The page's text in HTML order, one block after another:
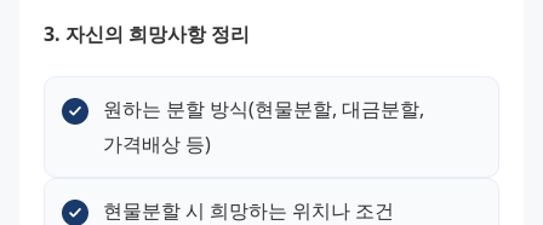
3. 자신의 희망사항 정리
원하는 분할 방식(현물분할, 대금분할,
가격배상 등)
현물분할 시 희망하는 위치나 조건